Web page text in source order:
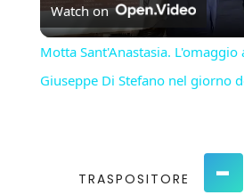
Watch on
Motta Sant'Anastasia.
Giuseppe Di Stefano nel giorno
TRASPOSITORE -